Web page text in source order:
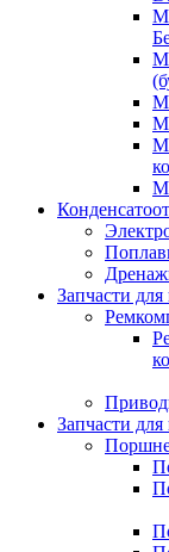
Запчасти
Запчасти